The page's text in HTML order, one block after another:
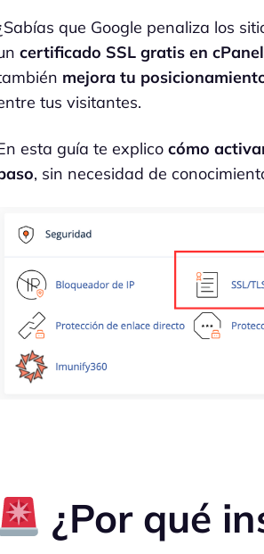
que Google penaliza los
certificado SSL gratis en cPanel
mejora tu
tus visitantes.
esta guía te explicocómo
, sin necesidad de
¿Por qué